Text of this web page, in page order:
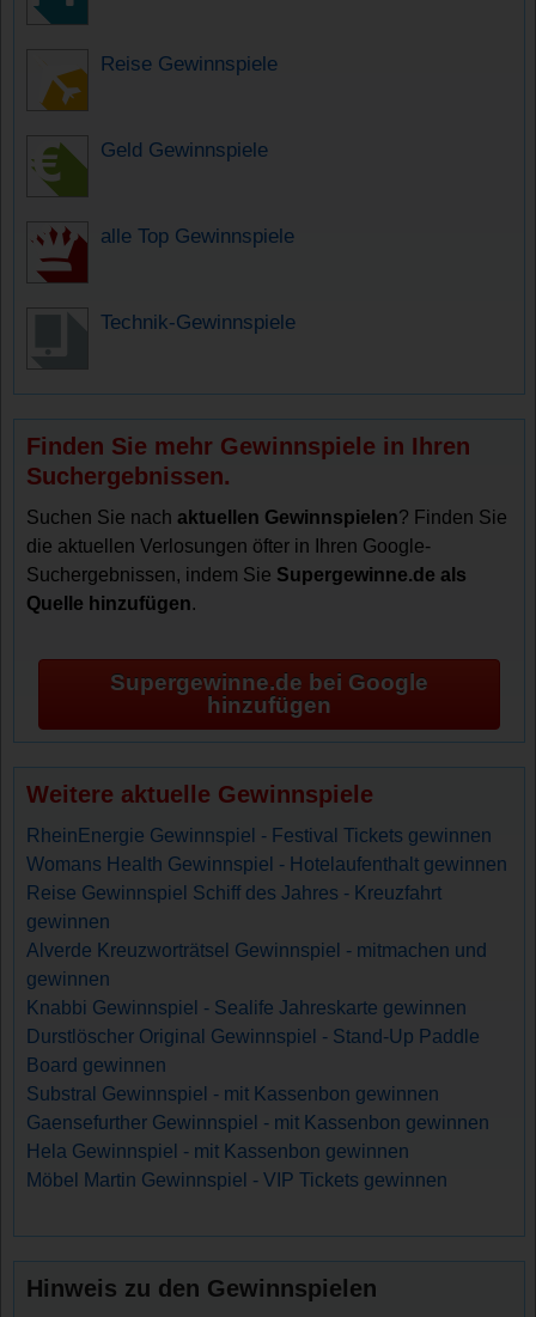
Reise Gewinnspiele
Geld Gewinnspiele
alle Top Gewinnspiele
Technik-Gewinnspiele
Finden Sie mehr Gewinnspiele in Ihren
Suchergebnissen.
Suchen Sie nachaktuellen Gewinnspielen? Finden Sie
die aktuellen Verlosungen öfter in Ihren Google-
Suchergebnissen, indem Sie Supergewinne.de als
Quelle hinzufügen.
Supergewinne.de bei Google
hinzufügen
Weitere aktuelle Gewinnspiele
RheinEnergie Gewinnspiel - Festival Tickets gewinnen
Womans Health Gewinnspiel - Hotelaufenthalt gewinnen
Reise Gewinnspiel Schiff des Jahres - Kreuzfahrt
gewinnen
Alverde Kreuzworträtsel Gewinnspiel - mitmachen und
gewinnen
Knabbi Gewinnspiel - Sealife Jahreskarte gewinnen
Durstlöscher Original Gewinnspiel - Stand-Up Paddle
Board gewinnen
Substral Gewinnspiel - mit Kassenbon gewinnen
Gaensefurther Gewinnspiel - mit Kassenbon gewinnen
Hela Gewinnspiel - mit Kassenbon gewinnen
Möbel Martin Gewinnspiel - VIP Tickets gewinnen
Hinweis zu den Gewinnspielen